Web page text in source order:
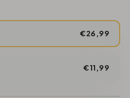
€26,99
€11,99